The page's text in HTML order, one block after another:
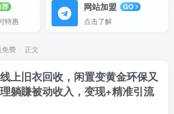
荐
特惠
网站加盟
GO
点击了解
免费 正文
上旧衣回收，闲置变黄金环保又
躺賺被动收入，变现+精准引流